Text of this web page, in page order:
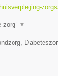
zorg’ ▼